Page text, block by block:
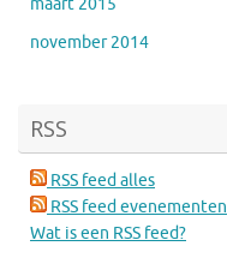
maart 2015
november 2014
RSS
RSS feed alles
RSS feed evenementen
Wat is een RSS feed?